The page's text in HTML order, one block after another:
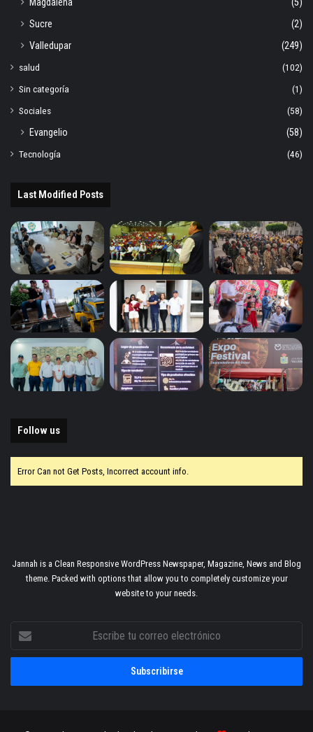
Sucre
(2)
Valledupar
(249)
salud
(102)
Sin categoría
(1)
Sociales
(58)
Evangelio
(58)
Tecnología
(46)
Last Modified Posts
Follow us
Error Can not Get Posts, Incorrect account info.
Jannah is a Clean Responsive WordPress Newspaper, Magazine, News and Blog
theme. Packed with options that allow you to completely customize your
website to your needs.
correo